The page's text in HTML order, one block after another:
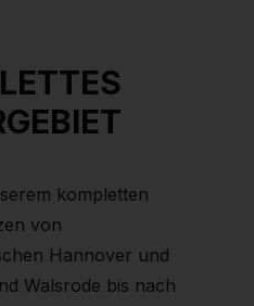
kompletten
von
Hannover und
Walsrode bis nach